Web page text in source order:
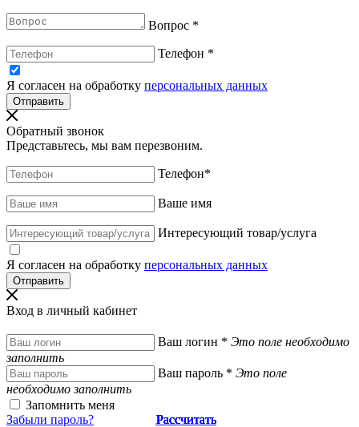
Вопрос *
Телефон *
Я согласен на обработку персональных данных
Обратный звонок
Представьтесь, мы вам перезвоним.
Телефон*
Ваше имя
Интересующий товар/услуга
Я согласен на обработку персональных данных
Вход в личный кабинет
Ваш логин * Это поле необходимо
заполнить
Ваш пароль * Это поле
необходимо заполнить
Запомнить меня
Забыли пароль?
Рассчитать
Рассчитать
Рассчитать
Рассчитать
Рассчитать
Рассчитать
Рассчитать